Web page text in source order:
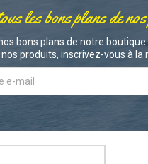
les bons plans de
bons plans de notre
produits, inscrivez-vous à la